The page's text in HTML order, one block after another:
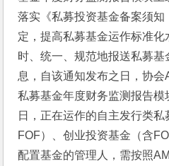
落实《私募投资基金备案须
定，提高私募基金运作标准化
时、统一、规范地报送私募
息，自该通知发布之日，协
私募基金年度财务监测报告
日，正在运作的自主发行类
FOF）、创业投资基金（含
配置基金的管理人，需按照